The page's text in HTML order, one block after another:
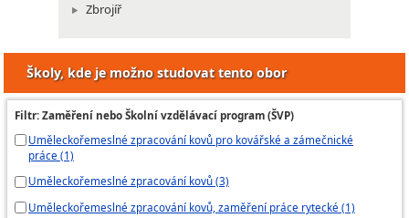
Zbrojíř
Školy, kde je možno studovat tento obor
Filtr: Zaměření nebo Školní vzdělávací program (ŠVP)
Uměleckořemeslné zpracování kovů pro kovářské a zámečnické
práce (1)
Uměleckořemeslné zpracování kovů (3)
Uměleckořemeslné zpracování kovů, zaměření práce rytecké (1)